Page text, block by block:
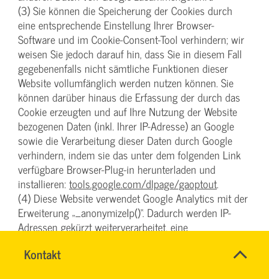
Kontakt
TEAM
Name*
(3) Sie können die Speicherung der Cookies durch
eine entsprechende Einstellung Ihrer Browser-
Software und im Cookie-Consent-Tool verhindern; wir
weisen Sie jedoch darauf hin, dass Sie in diesem Fall
gegebenenfalls nicht sämtliche Funktionen dieser
Website vollumfänglich werden nutzen können. Sie
können darüber hinaus die Erfassung der durch das
Cookie erzeugten und auf Ihre Nutzung der Website
bezogenen Daten (inkl. Ihrer IP-Adresse) an Google
sowie die Verarbeitung dieser Daten durch Google
verhindern, indem sie das unter dem folgenden Link
verfügbare Browser-Plug-in herunterladen und
installieren: tools.google.com/dlpage/gaoptout.
(4) Diese Website verwendet Google Analytics mit der
Erweiterung „_anonymizeIp()“. Dadurch werden IP-
Adressen gekürzt weiterverarbeitet, eine
werden. Soweit den über Sie erhobenen Daten ein